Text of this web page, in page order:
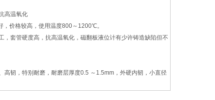
高温氧化
价格较高，使用温度800～1200℃。
套管硬度高，抗高温氧化，磁翻板液位计有少许铸造缺陷但不
韧，特别耐磨，耐磨层厚度0.5 ～1.5mm，外硬内韧，小直径